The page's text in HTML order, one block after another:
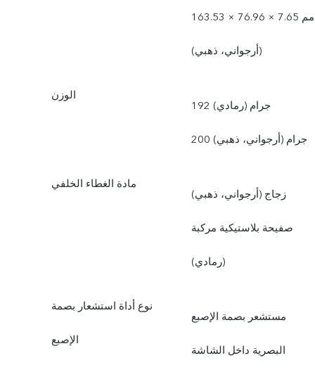
163.53 × 76.96 × 7.65 مم
(أرجواني، ذهبي)
الوزن
192 جرام (رمادي)
200 جرام (أرجواني، ذهبي)
مادة الغطاء الخلفي
زجاج (أرجواني، ذهبي)
صفيحة بلاستيكية مركبة
(رمادي)
نوع أداة استشعار بصمة
الإصبع
مستشعر بصمة الإصبع
البصرية داخل الشاشة